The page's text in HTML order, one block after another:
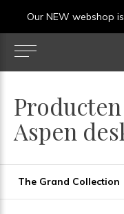
Our NEW webshop
Aspen
The Grand Collection